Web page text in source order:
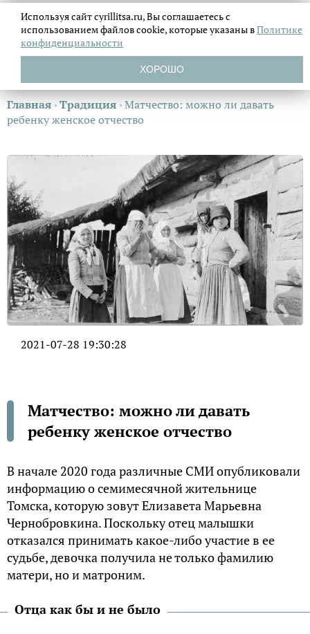
Главная ›Традиция ›Матчество: можно ли давать
ребенку женское отчество
2021-07-28 19:30:28
Матчество: можно ли давать
ребенку женское отчество
В начале 2020 года различные СМИ опубликовали
информацию о семимесячной жительнице
Томска, которую зовут Елизавета Марьевна
Чернобровкина. Поскольку отец малышки
отказался принимать какое-либо участие в ее
судьбе, девочка получила не только фамилию
матери, но и матроним.
Отца как бы и не было
Используя сайт cyrillitsa.ru, Вы соглашаетесь с
использованием файловcookie, которые указаны вПолитике
конфиденциальности
ХОРОШО